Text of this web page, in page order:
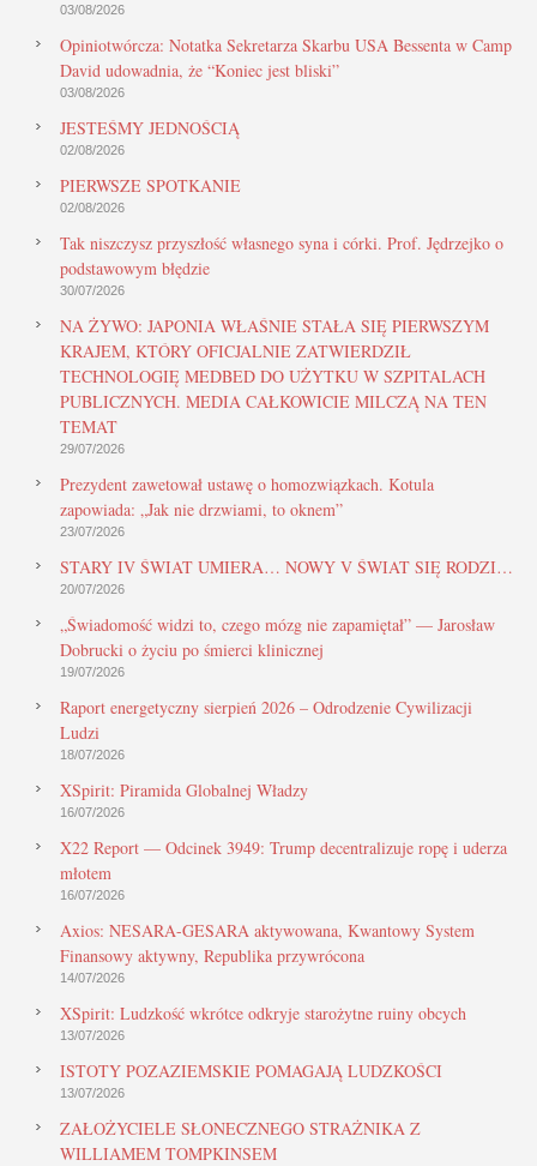
03/08/2026
Opiniotwórcza: Notatka Sekretarza Skarbu USA Bessenta w Camp
David udowadnia, że “Koniec jest bliski”
03/08/2026
JESTEŚMY JEDNOŚCIĄ
02/08/2026
PIERWSZE SPOTKANIE
02/08/2026
Tak niszczysz przyszłość własnego syna i córki. Prof. Jędrzejko o
podstawowym błędzie
30/07/2026
NA ŻYWO: JAPONIA WŁAŚNIE STAŁA SIĘ PIERWSZYM
KRAJEM, KTÓRY OFICJALNIE ZATWIERDZIŁ
TECHNOLOGIĘ MEDBED DO UŻYTKU W SZPITALACH
PUBLICZNYCH. MEDIA CAŁKOWICIE MILCZĄ NA TEN
TEMAT
29/07/2026
Prezydent zawetował ustawę o homozwiązkach. Kotula
zapowiada: „Jak nie drzwiami, to oknem”
23/07/2026
STARY IV ŚWIAT UMIERA… NOWY V ŚWIAT SIĘ RODZI…
20/07/2026
„Świadomość widzi to, czego mózg nie zapamiętał” — Jarosław
Dobrucki o życiu po śmierci klinicznej
19/07/2026
Raport energetyczny sierpień 2026 – Odrodzenie Cywilizacji
Ludzi
18/07/2026
XSpirit: Piramida Globalnej Władzy
16/07/2026
X22 Report — Odcinek 3949: Trump decentralizuje ropę i uderza
młotem
16/07/2026
Axios: NESARA-GESARA aktywowana, Kwantowy System
Finansowy aktywny, Republika przywrócona
14/07/2026
XSpirit: Ludzkość wkrótce odkryje starożytne ruiny obcych
13/07/2026
ISTOTY POZAZIEMSKIE POMAGAJĄ LUDZKOŚCI
13/07/2026
ZAŁOŻYCIELE SŁONECZNEGO STRAŻNIKA Z
WILLIAMEM TOMPKINSEM